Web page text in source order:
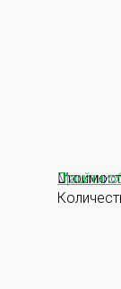
Пройти